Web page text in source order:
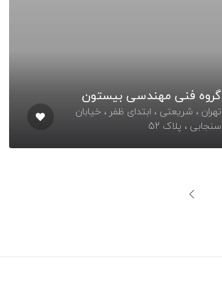
گروه فنی مهندسی بیستون
تهران ، شریعتی ، ابتدای ظفر ، خیابان
سنجابی ، پلاک 52